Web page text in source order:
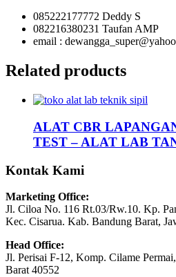
085222177772 Deddy S
082216380231 Taufan AMP
email :
Related products
ALAT CBR
TEST – ALAT LAB
Kontak Kami
Marketing Office:
Jl. Ciloa No. 116 Rt.03/Rw.10. Kp.
Kec. Cisarua. Kab. Bandung Barat,
Head Office:
Jl. Perisai F-12, Komp. Cilame
Barat 40552